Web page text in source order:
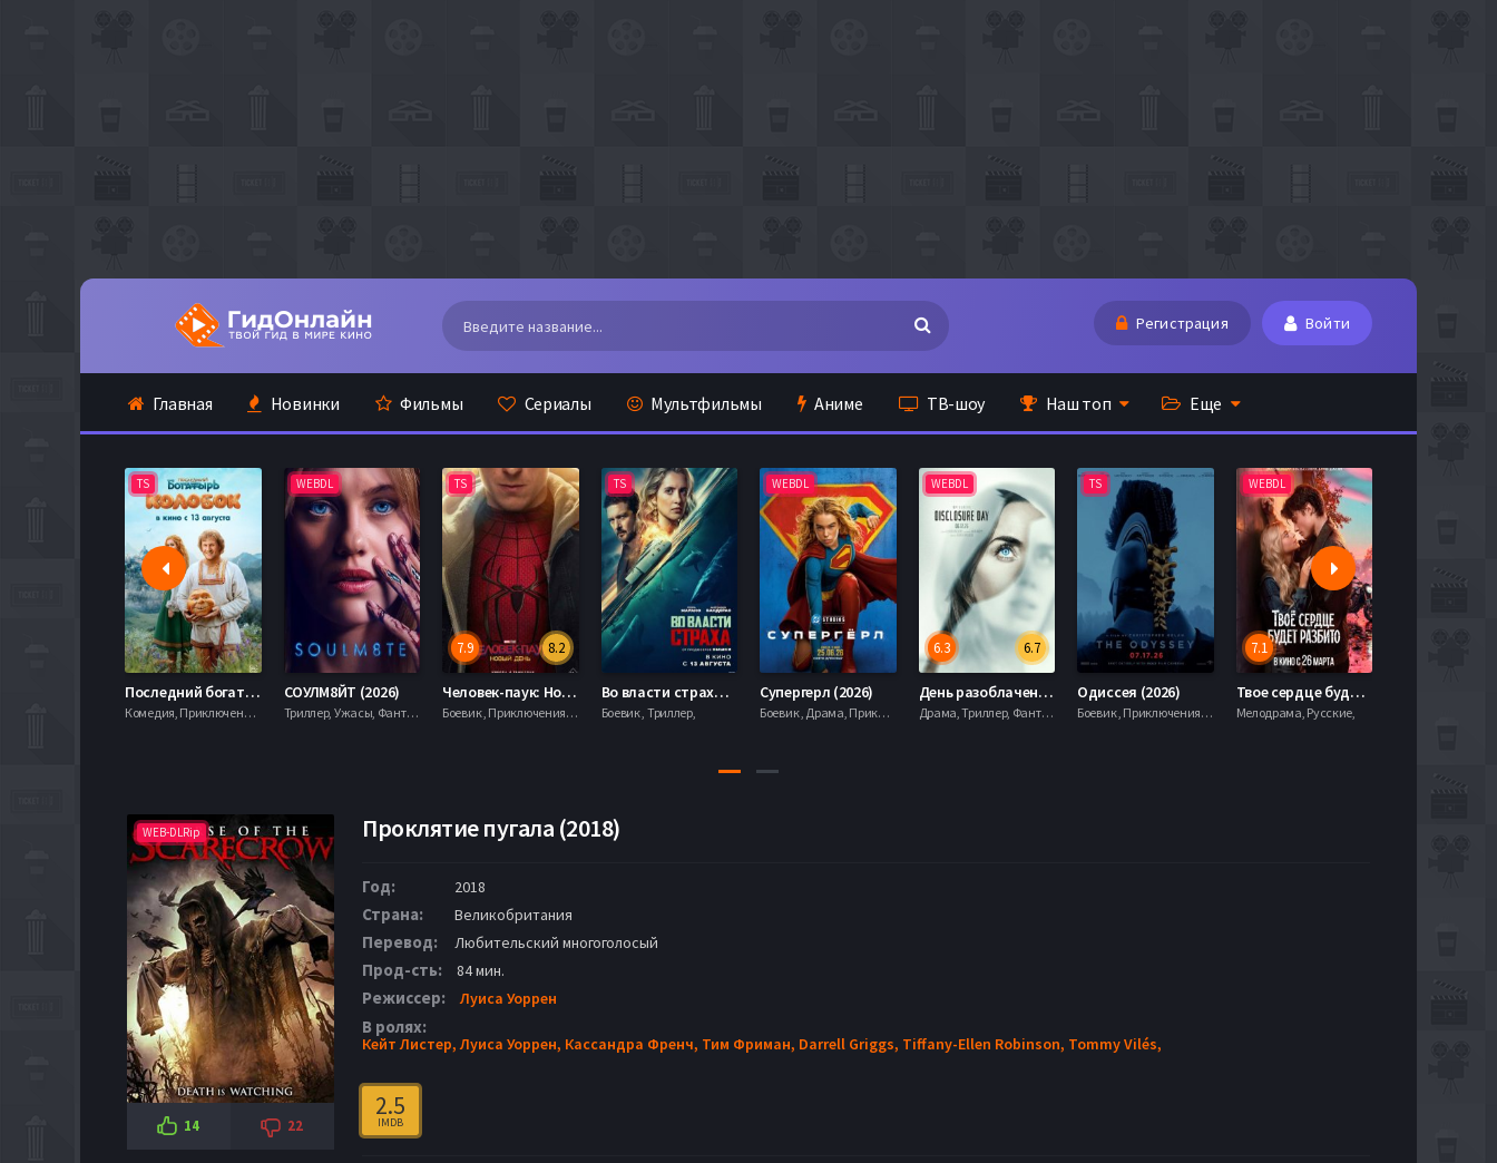
Регистрация Войти
Главная Новинки Фильмы Сериалы Мультфильмы Аниме ТВ-шоу Наш топ Еще
TS
Последний богатырь. Колобок (2026)
Комедия, Приключения, Фэнтези,
WEBDL
СОУЛМ8ЙТ (2026)
Триллер, Ужасы, Фантастика,
TS
8.2
7.9
Человек-паук: Новый день (2026)
Боевик , Приключения, Фантастика, Фэнтези,
TS
Во власти страха (2026)
Боевик , Триллер,
WEBDL
Супергерл (2026)
Боевик , Драма, Приключения, Фантастика,
WEBDL
6.7
6.3
День разоблачения (2026)
Драма, Триллер, Фантастика,
TS
Одиссея (2026)
Боевик , Приключения, Фэнтези,
WEBDL
7.1
Твое сердце будет разбито (2026)
Мелодрама, Русские,
WEB-DLRip
14 22
Проклятие пугала (2018)
Год: 2018
Страна: Великобритания
Перевод: Любительский многоголосый
Прод-сть: 84 мин.
Режиссер: Луиса Уоррен
В ролях:
Кейт Листер,Луиса Уоррен, Кассандра Френч, Тим Фриман, Darrell Griggs, Tiffany-Ellen Robinson, Tommy Vilés,
2.5
IMDB